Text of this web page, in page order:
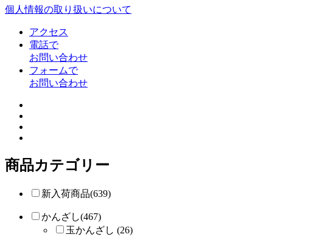
個人情報の取り扱いについて
アクセス
電話で
お問い合わせ
フォームで
お問い合わせ
商品カテゴリー
新入荷商品(639)
かんざし(467)
玉かんざし (26)